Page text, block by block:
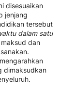
disesuaikan
jenjang
tersebut
dalam satu
dan
dimaksudkan